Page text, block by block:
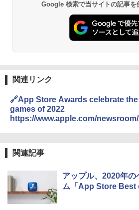
Google 検索で当サイトの記事を
関連リンク
🔗App Store Awards celebrate
games of 2022
https://www.apple.com/
関連記事
アップル、2020年
ム「App Store Best